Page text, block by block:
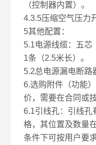
（控制器内置）。
4.3.5压缩空气压力
5其他配置：
5.1电源线缆：五芯
1条（2.5米长）。
5.2总电源漏电断路
6.选购附件（功能
价，需要在合同或
6.1引线孔：引线孔
格，其位置及数量
条件下可按用户要